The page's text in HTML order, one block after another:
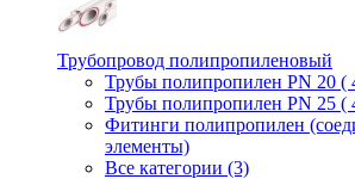
Трубопровод полипропиленовый
Трубы полипропилен PN 20 (
Трубы полипропилен PN 25 (
Фитинги полипропилен
элементы)
Все категории (3)